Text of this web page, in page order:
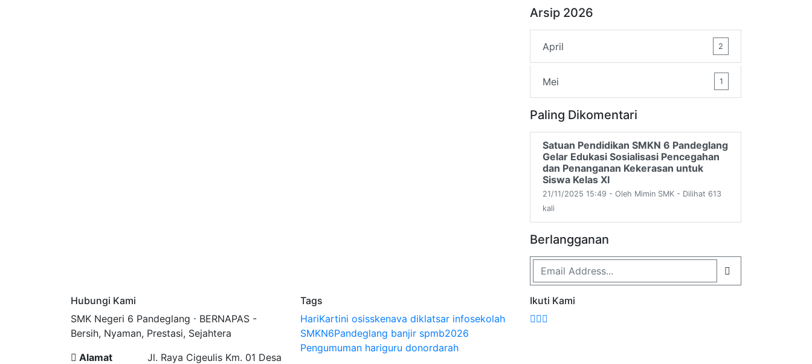
Arsip 2026
April 2
Mei 1
Paling Dikomentari
Satuan Pendidikan SMKN 6 Pandeglang
Gelar Edukasi Sosialisasi Pencegahan
dan Penanganan Kekerasan untuk
Siswa Kelas XI
21/11/2025 15:49 - Oleh Mimin SMK - Dilihat 613
kali
Berlangganan
Hubungi Kami
SMK Negeri 6 Pandeglang ⋅ BERNAPAS -
Bersih, Nyaman, Prestasi, Sejahtera
Alamat
Jl. Raya Cigeulis Km. 01 Desa
Tags
HariKartini osisskenava diklatsar infosekolah
SMKN6Pandeglang banjir spmb2026
Pengumuman hariguru donordarah
Ikuti Kami